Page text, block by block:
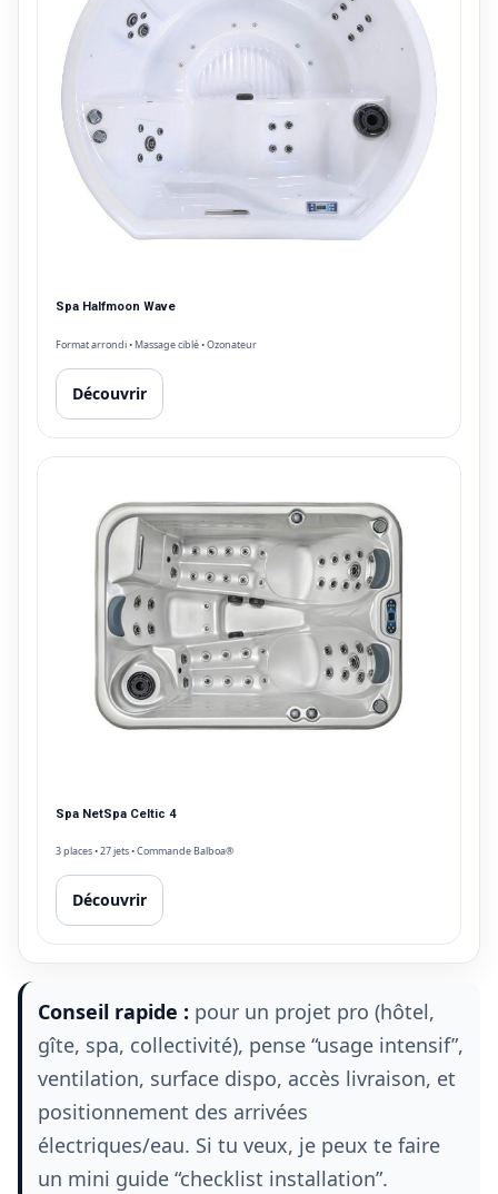
Spa Halfmoon Wave
Format arrondi • Massage ciblé • Ozonateur
Découvrir
Spa NetSpa Celtic 4
3 places • 27 jets • Commande Balboa®
Découvrir
Conseil rapide : pour un projet pro (hôtel,
gîte, spa, collectivité), pense “usage intensif”,
ventilation, surface dispo, accès livraison, et
positionnement des arrivées
électriques/eau. Si tu veux, je peux te faire
un mini guide “checklist installation”.